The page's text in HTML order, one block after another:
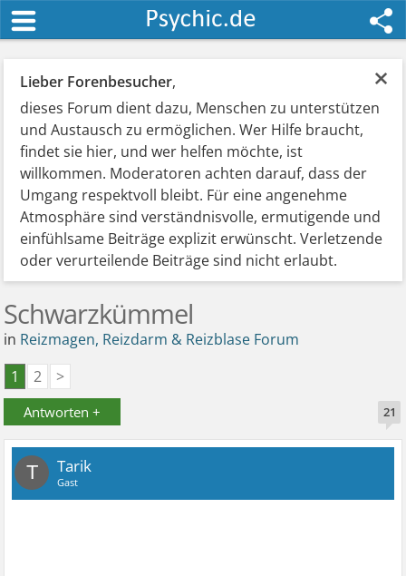
×
Lieber Forenbesucher,
dieses Forum dient dazu, Menschen zu unterstützen
und Austausch zu ermöglichen. Wer Hilfe braucht,
findet sie hier, und wer helfen möchte, ist
willkommen. Moderatoren achten darauf, dass der
Umgang respektvoll bleibt. Für eine angenehme
Atmosphäre sind verständnisvolle, ermutigende und
einfühlsame Beiträge explizit erwünscht. Verletzende
oder verurteilende Beiträge sind nicht erlaubt.
Schwarzkümmel
in Reizmagen, Reizdarm & Reizblase Forum
1
2 >
Antworten + 21
T Tarik
Gast